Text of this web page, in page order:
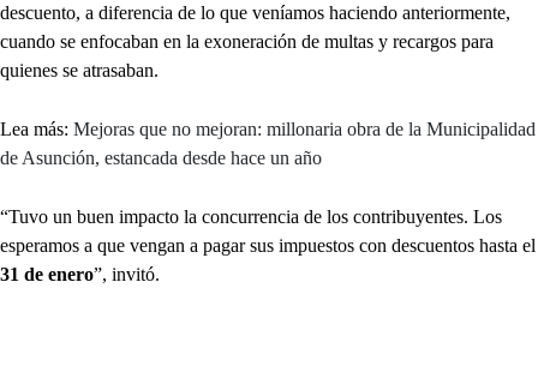
descuento, a diferencia de lo que veníamos haciendo anteriormente,
cuando se enfocaban en la exoneración de multas y recargos para
quienes se atrasaban.
Lea más: Mejoras que no mejoran: millonaria obra de la Municipalidad
de Asunción, estancada desde hace un año
“Tuvo un buen impacto la concurrencia de los contribuyentes. Los
esperamos a que vengan a pagar sus impuestos con descuentos hasta el
31 de enero”, invitó.